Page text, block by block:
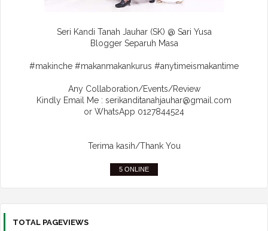
Seri Kandi Tanah Jauhar (SK) @ Sari Yusa
Blogger Separuh Masa
#makinche #makanmakankurus #anytimeismakantime
Any Collaboration/Events/Review
Kindly Email Me : serikanditanahjauhar@gmail.com
or WhatsApp 0127844524
Terima kasih/Thank You
5 ONLINE
TOTAL PAGEVIEWS